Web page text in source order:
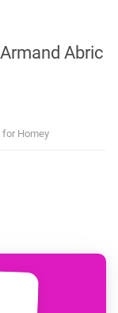
Abric
for Homey